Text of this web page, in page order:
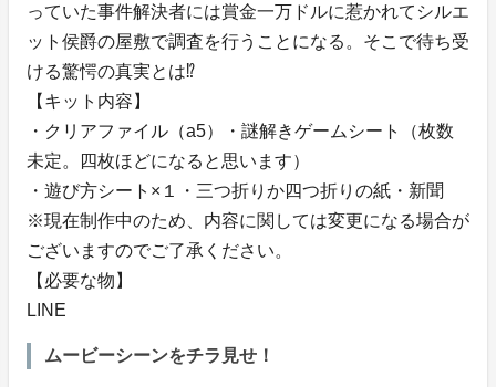
っていた事件解決者には賞金一万ドルに惹かれてシルエ
ット侯爵の屋敷で調査を行うことになる。そこで待ち受
ける驚愕の真実とは⁉
【キット内容】
・クリアファイル（a5）・謎解きゲームシート（枚数
未定。四枚ほどになると思います）
・遊び方シート×１・三つ折りか四つ折りの紙・新聞
※現在制作中のため、内容に関しては変更になる場合が
ございますのでご了承ください。
【必要な物】
LINE
ムービーシーンをチラ見せ！